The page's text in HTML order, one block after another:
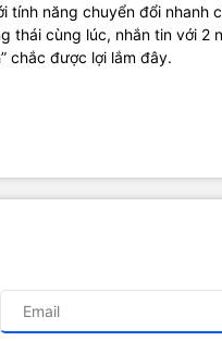
tính năng chuyển đổi nhanh
thái cùng lúc, nhắn tin với 2
chắc được lợi lắm đây.